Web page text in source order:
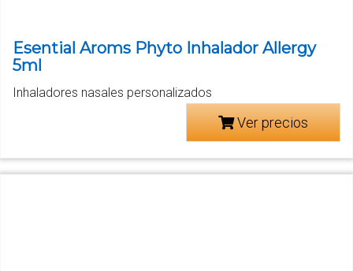
Esential Aroms Phyto Inhalador Allergy
5ml
Inhaladores nasales personalizados
Ver precios